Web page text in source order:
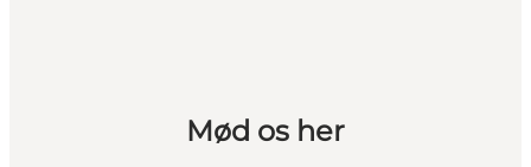
Mød os her